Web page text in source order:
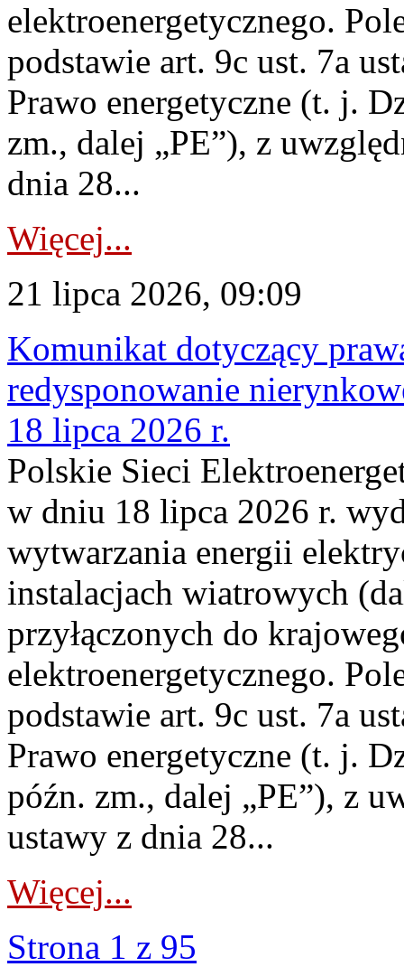
elektroenergetycznego.
podstawie art. 9c ust. 7a
Prawo energetyczne (t. j.
zm., dalej „PE”), z
dnia 28...
Więcej...
21 lipca 2026, 09:09
Komunikat dotyczący
redysponowanie
18 lipca 2026 r.
Polskie Sieci
w dniu 18 lipca 2026 r.
wytwarzania energii
instalacjach wiatrowych
przyłączonych do
elektroenergetycznego.
podstawie art. 9c ust. 7a
Prawo energetyczne (t. j.
późn. zm., dalej „PE”), z
ustawy z dnia 28...
Więcej...
Strona 1 z 95